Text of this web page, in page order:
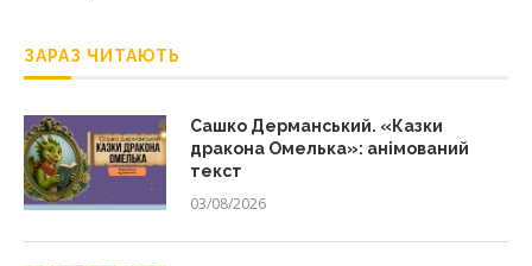
ЗАРАЗ ЧИТАЮТЬ
Сашко Дерманський. «Казки
дракона Омелька»: анімований
текст
03/08/2026